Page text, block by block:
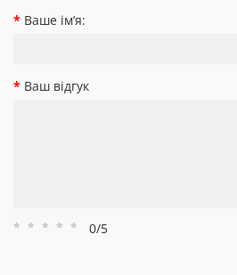
Ваше ім’я:
Ваш відгук
Рейтинг
Рейтинг
Рейтинг
Рейтинг
Рейтинг
0/5